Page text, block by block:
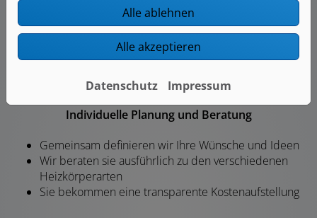
Unser Angebot für Sie
Individuelle Planung und Beratung
Gemeinsam definieren wir Ihre Wünsche und Ideen
Wir beraten sie ausführlich zu den verschiedenen
Heizkörperarten
Sie bekommen eine transparente Kostenaufstellung
Alle ablehnen
Alle akzeptieren
Datenschutz Impressum